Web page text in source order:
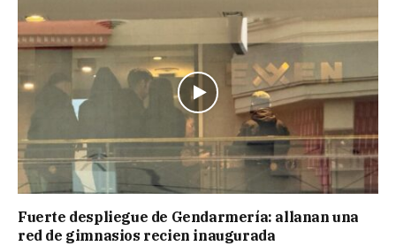
Fuerte despliegue de Gendarmería: allanan una
red de gimnasios recien inaugurada